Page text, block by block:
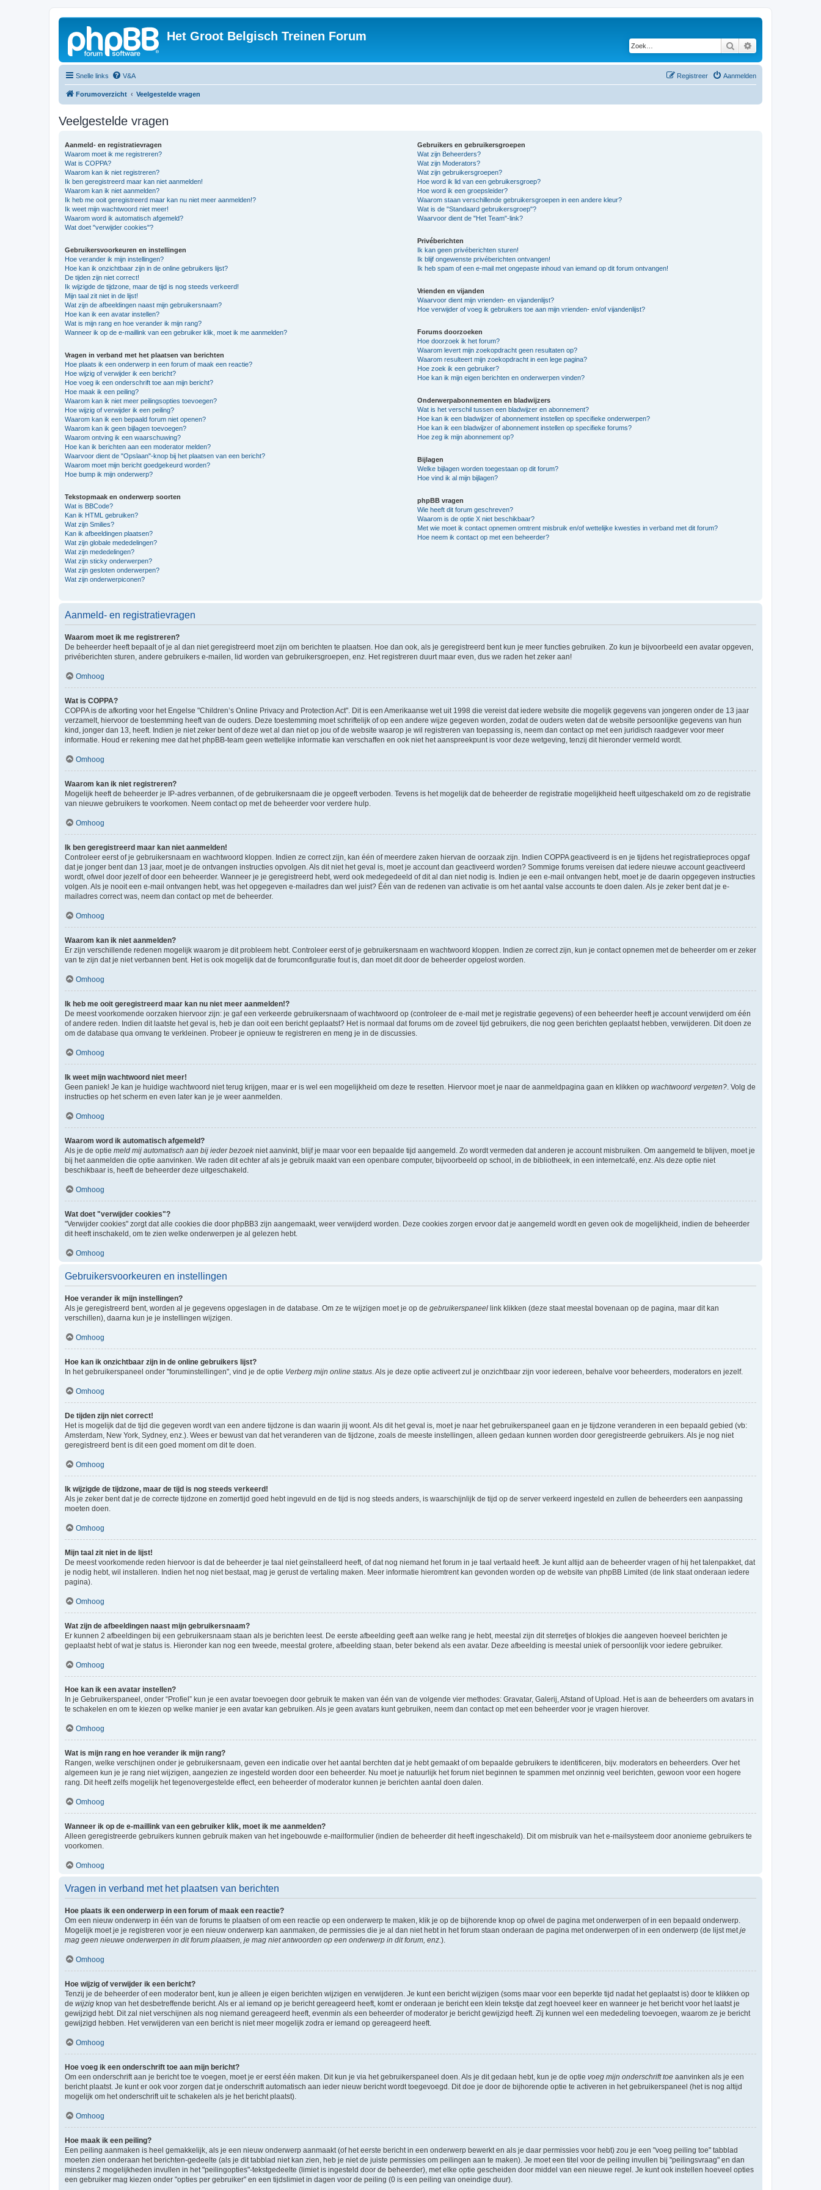
Het Groot Belgisch Treinen Forum
Zoek
Snelle links V&A Aanmelden
Registreer
Forumoverzicht Veelgestelde vragen
Veelgestelde vragen
Aanmeld- en registratievragen
Waarom moet ik me registreren?
Wat is COPPA?
Waarom kan ik niet registreren?
Ik ben geregistreerd maar kan niet aanmelden!
Waarom kan ik niet aanmelden?
Ik heb me ooit geregistreerd maar kan nu niet meer aanmelden!?
Ik weet mijn wachtwoord niet meer!
Waarom word ik automatisch afgemeld?
Wat doet "verwijder cookies"?
Gebruikersvoorkeuren en instellingen
Hoe verander ik mijn instellingen?
Hoe kan ik onzichtbaar zijn in de online gebruikers lijst?
De tijden zijn niet correct!
Ik wijzigde de tijdzone, maar de tijd is nog steeds verkeerd!
Mijn taal zit niet in de lijst!
Wat zijn de afbeeldingen naast mijn gebruikersnaam?
Hoe kan ik een avatar instellen?
Wat is mijn rang en hoe verander ik mijn rang?
Wanneer ik op de e-maillink van een gebruiker klik, moet ik me aanmelden?
Vragen in verband met het plaatsen van berichten
Hoe plaats ik een onderwerp in een forum of maak een reactie?
Hoe wijzig of verwijder ik een bericht?
Hoe voeg ik een onderschrift toe aan mijn bericht?
Hoe maak ik een peiling?
Waarom kan ik niet meer peilingsopties toevoegen?
Hoe wijzig of verwijder ik een peiling?
Waarom kan ik een bepaald forum niet openen?
Waarom kan ik geen bijlagen toevoegen?
Waarom ontving ik een waarschuwing?
Hoe kan ik berichten aan een moderator melden?
Waarvoor dient de "Opslaan"-knop bij het plaatsen van een bericht?
Waarom moet mijn bericht goedgekeurd worden?
Hoe bump ik mijn onderwerp?
Tekstopmaak en onderwerp soorten
Wat is BBCode?
Kan ik HTML gebruiken?
Wat zijn Smilies?
Kan ik afbeeldingen plaatsen?
Wat zijn globale mededelingen?
Wat zijn mededelingen?
Wat zijn sticky onderwerpen?
Wat zijn gesloten onderwerpen?
Wat zijn onderwerpiconen?
Gebruikers en gebruikersgroepen
Wat zijn Beheerders?
Wat zijn Moderators?
Wat zijn gebruikersgroepen?
Hoe word ik lid van een gebruikersgroep?
Hoe word ik een groepsleider?
Waarom staan verschillende gebruikersgroepen in een andere kleur?
Wat is de "Standaard gebruikersgroep"?
Waarvoor dient de "Het Team"-link?
Privéberichten
Ik kan geen privéberichten sturen!
Ik blijf ongewenste privéberichten ontvangen!
Ik heb spam of een e-mail met ongepaste inhoud van iemand op dit forum ontvangen!
Vrienden en vijanden
Waarvoor dient mijn vrienden- en vijandenlijst?
Hoe verwijder of voeg ik gebruikers toe aan mijn vrienden- en/of vijandenlijst?
Forums doorzoeken
Hoe doorzoek ik het forum?
Waarom levert mijn zoekopdracht geen resultaten op?
Waarom resulteert mijn zoekopdracht in een lege pagina?
Hoe zoek ik een gebruiker?
Hoe kan ik mijn eigen berichten en onderwerpen vinden?
Onderwerpabonnementen en bladwijzers
Wat is het verschil tussen een bladwijzer en abonnement?
Hoe kan ik een bladwijzer of abonnement instellen op specifieke onderwerpen?
Hoe kan ik een bladwijzer of abonnement instellen op specifieke forums?
Hoe zeg ik mijn abonnement op?
Bijlagen
Welke bijlagen worden toegestaan op dit forum?
Hoe vind ik al mijn bijlagen?
phpBB vragen
Wie heeft dit forum geschreven?
Waarom is de optie X niet beschikbaar?
Met wie moet ik contact opnemen omtrent misbruik en/of wettelijke kwesties in verband met dit forum?
Hoe neem ik contact op met een beheerder?
Aanmeld- en registratievragen
Waarom moet ik me registreren?
De beheerder heeft bepaalt of je al dan niet geregistreerd moet zijn om berichten te plaatsen. Hoe dan ook, als je geregistreerd bent kun je meer functies gebruiken. Zo kun je bijvoorbeeld een avatar opgeven,
privéberichten sturen, andere gebruikers e-mailen, lid worden van gebruikersgroepen, enz. Het registreren duurt maar even, dus we raden het zeker aan!
Omhoog
Wat is COPPA?
COPPA is de afkorting voor het Engelse "Children’s Online Privacy and Protection Act". Dit is een Amerikaanse wet uit 1998 die vereist dat iedere website die mogelijk gegevens van jongeren onder de 13 jaar
verzamelt, hiervoor de toestemming heeft van de ouders. Deze toestemming moet schriftelijk of op een andere wijze gegeven worden, zodat de ouders weten dat de website persoonlijke gegevens van hun
kind, jonger dan 13, heeft. Indien je niet zeker bent of deze wet al dan niet op jou of de website waarop je wil registreren van toepassing is, neem dan contact op met een juridisch raadgever voor meer
informatie. Houd er rekening mee dat het phpBB-team geen wettelijke informatie kan verschaffen en ook niet het aanspreekpunt is voor deze wetgeving, tenzij dit hieronder vermeld wordt.
Omhoog
Waarom kan ik niet registreren?
Mogelijk heeft de beheerder je IP-adres verbannen, of de gebruikersnaam die je opgeeft verboden. Tevens is het mogelijk dat de beheerder de registratie mogelijkheid heeft uitgeschakeld om zo de registratie
van nieuwe gebruikers te voorkomen. Neem contact op met de beheerder voor verdere hulp.
Omhoog
Ik ben geregistreerd maar kan niet aanmelden!
Controleer eerst of je gebruikersnaam en wachtwoord kloppen. Indien ze correct zijn, kan één of meerdere zaken hiervan de oorzaak zijn. Indien COPPA geactiveerd is en je tijdens het registratieproces opgaf
dat je jonger bent dan 13 jaar, moet je de ontvangen instructies opvolgen. Als dit niet het geval is, moet je account dan geactiveerd worden? Sommige forums vereisen dat iedere nieuwe account geactiveerd
wordt, ofwel door jezelf of door een beheerder. Wanneer je je geregistreerd hebt, werd ook medegedeeld of dit al dan niet nodig is. Indien je een e-mail ontvangen hebt, moet je de daarin opgegeven instructies
volgen. Als je nooit een e-mail ontvangen hebt, was het opgegeven e-mailadres dan wel juist? Één van de redenen van activatie is om het aantal valse accounts te doen dalen. Als je zeker bent dat je e-
mailadres correct was, neem dan contact op met de beheerder.
Omhoog
Waarom kan ik niet aanmelden?
Er zijn verschillende redenen mogelijk waarom je dit probleem hebt. Controleer eerst of je gebruikersnaam en wachtwoord kloppen. Indien ze correct zijn, kun je contact opnemen met de beheerder om er zeker
van te zijn dat je niet verbannen bent. Het is ook mogelijk dat de forumconfiguratie fout is, dan moet dit door de beheerder opgelost worden.
Omhoog
Ik heb me ooit geregistreerd maar kan nu niet meer aanmelden!?
De meest voorkomende oorzaken hiervoor zijn: je gaf een verkeerde gebruikersnaam of wachtwoord op (controleer de e-mail met je registratie gegevens) of een beheerder heeft je account verwijderd om één
of andere reden. Indien dit laatste het geval is, heb je dan ooit een bericht geplaatst? Het is normaal dat forums om de zoveel tijd gebruikers, die nog geen berichten geplaatst hebben, verwijderen. Dit doen ze
om de database qua omvang te verkleinen. Probeer je opnieuw te registreren en meng je in de discussies.
Omhoog
Ik weet mijn wachtwoord niet meer!
Geen paniek! Je kan je huidige wachtwoord niet terug krijgen, maar er is wel een mogelijkheid om deze te resetten. Hiervoor moet je naar de aanmeldpagina gaan en klikken op wachtwoord vergeten?. Volg de
instructies op het scherm en even later kan je je weer aanmelden.
Omhoog
Waarom word ik automatisch afgemeld?
Als je de optie meld mij automatisch aan bij ieder bezoekniet aanvinkt, blijf je maar voor een bepaalde tijd aangemeld. Zo wordt vermeden dat anderen je account misbruiken. Om aangemeld te blijven, moet je
bij het aanmelden die optie aanvinken. We raden dit echter af als je gebruik maakt van een openbare computer, bijvoorbeeld op school, in de bibliotheek, in een internetcafé, enz. Als deze optie niet
beschikbaar is, heeft de beheerder deze uitgeschakeld.
Omhoog
Wat doet "verwijder cookies"?
"Verwijder cookies" zorgt dat alle cookies die door phpBB3 zijn aangemaakt, weer verwijderd worden. Deze cookies zorgen ervoor dat je aangemeld wordt en geven ook de mogelijkheid, indien de beheerder
dit heeft inschakeld, om te zien welke onderwerpen je al gelezen hebt.
Omhoog
Gebruikersvoorkeuren en instellingen
Hoe verander ik mijn instellingen?
Als je geregistreerd bent, worden al je gegevens opgeslagen in de database. Om ze te wijzigen moet je op de gebruikerspaneel link klikken (deze staat meestal bovenaan op de pagina, maar dit kan
verschillen), daarna kun je je instellingen wijzigen.
Omhoog
Hoe kan ik onzichtbaar zijn in de online gebruikers lijst?
In het gebruikerspaneel onder "foruminstellingen", vind je de optie Verberg mijn online status. Als je deze optie activeert zul je onzichtbaar zijn voor iedereen, behalve voor beheerders, moderators en jezelf.
Omhoog
De tijden zijn niet correct!
Het is mogelijk dat de tijd die gegeven wordt van een andere tijdzone is dan waarin jij woont. Als dit het geval is, moet je naar het gebruikerspaneel gaan en je tijdzone veranderen in een bepaald gebied (vb:
Amsterdam, New York, Sydney, enz.). Wees er bewust van dat het veranderen van de tijdzone, zoals de meeste instellingen, alleen gedaan kunnen worden door geregistreerde gebruikers. Als je nog niet
geregistreerd bent is dit een goed moment om dit te doen.
Omhoog
Ik wijzigde de tijdzone, maar de tijd is nog steeds verkeerd!
Als je zeker bent dat je de correcte tijdzone en zomertijd goed hebt ingevuld en de tijd is nog steeds anders, is waarschijnlijk de tijd op de server verkeerd ingesteld en zullen de beheerders een aanpassing
moeten doen.
Omhoog
Mijn taal zit niet in de lijst!
De meest voorkomende reden hiervoor is dat de beheerder je taal niet geïnstalleerd heeft, of dat nog niemand het forum in je taal vertaald heeft. Je kunt altijd aan de beheerder vragen of hij het talenpakket, dat
je nodig hebt, wil installeren. Indien het nog niet bestaat, mag je gerust de vertaling maken. Meer informatie hieromtrent kan gevonden worden op de website van phpBB Limited (de link staat onderaan iedere
pagina).
Omhoog
Wat zijn de afbeeldingen naast mijn gebruikersnaam?
Er kunnen 2 afbeeldingen bij een gebruikersnaam staan als je berichten leest. De eerste afbeelding geeft aan welke rang je hebt, meestal zijn dit sterretjes of blokjes die aangeven hoeveel berichten je
geplaatst hebt of wat je status is. Hieronder kan nog een tweede, meestal grotere, afbeelding staan, beter bekend als een avatar. Deze afbeelding is meestal uniek of persoonlijk voor iedere gebruiker.
Omhoog
Hoe kan ik een avatar instellen?
In je Gebruikerspaneel, onder “Profiel” kun je een avatar toevoegen door gebruik te maken van één van de volgende vier methodes: Gravatar, Galerij, Afstand of Upload. Het is aan de beheerders om avatars in
te schakelen en om te kiezen op welke manier je een avatar kan gebruiken. Als je geen avatars kunt gebruiken, neem dan contact op met een beheerder voor je vragen hierover.
Omhoog
Wat is mijn rang en hoe verander ik mijn rang?
Rangen, welke verschijnen onder je gebruikersnaam, geven een indicatie over het aantal berchten dat je hebt gemaakt of om bepaalde gebruikers te identificeren, bijv. moderators en beheerders. Over het
algemeen kun je je rang niet wijzigen, aangezien ze ingesteld worden door een beheerder. Nu moet je natuurlijk het forum niet beginnen te spammen met onzinnig veel berichten, gewoon voor een hogere
rang. Dit heeft zelfs mogelijk het tegenovergestelde effect, een beheerder of moderator kunnen je berichten aantal doen dalen.
Omhoog
Wanneer ik op de e-maillink van een gebruiker klik, moet ik me aanmelden?
Alleen geregistreerde gebruikers kunnen gebruik maken van het ingebouwde e-mailformulier (indien de beheerder dit heeft ingeschakeld). Dit om misbruik van het e-mailsysteem door anonieme gebruikers te
voorkomen.
Omhoog
Vragen in verband met het plaatsen van berichten
Hoe plaats ik een onderwerp in een forum of maak een reactie?
Om een nieuw onderwerp in één van de forums te plaatsen of om een reactie op een onderwerp te maken, klik je op de bijhorende knop op ofwel de pagina met onderwerpen of in een bepaald onderwerp.
Mogelijk moet je je registreren voor je een nieuw onderwerp kan aanmaken, de permissies die je al dan niet hebt in het forum staan onderaan de pagina met onderwerpen of in een onderwerp (de lijst metje
mag geen nieuwe onderwerpen in dit forum plaatsen, je mag niet antwoorden op een onderwerp in dit forum, enz.).
Omhoog
Hoe wijzig of verwijder ik een bericht?
Tenzij je de beheerder of een moderator bent, kun je alleen je eigen berichten wijzigen en verwijderen. Je kunt een bericht wijzigen (soms maar voor een beperkte tijd nadat het geplaatst is) door te klikken op
de wijzig knop van het desbetreffende bericht. Als er al iemand op je bericht gereageerd heeft, komt er onderaan je bericht een klein tekstje dat zegt hoeveel keer en wanneer je het bericht voor het laatst je
gewijzigd hebt. Dit zal niet verschijnen als nog niemand gereageerd heeft, evenmin als een beheerder of moderator je bericht gewijzigd heeft. Zij kunnen wel een mededeling toevoegen, waarom ze je bericht
gewijzigd hebben. Het verwijderen van een bericht is niet meer mogelijk zodra er iemand op gereageerd heeft.
Omhoog
Hoe voeg ik een onderschrift toe aan mijn bericht?
Om een onderschrift aan je bericht toe te voegen, moet je er eerst één maken. Dit kun je via het gebruikerspaneel doen. Als je dit gedaan hebt, kun je de optie voeg mijn onderschrift toe aanvinken als je een
bericht plaatst. Je kunt er ook voor zorgen dat je onderschrift automatisch aan ieder nieuw bericht wordt toegevoegd. Dit doe je door de bijhorende optie te activeren in het gebruikerspaneel (het is nog altijd
mogelijk om het onderschrift uit te schakelen als je het bericht plaatst).
Omhoog
Hoe maak ik een peiling?
Een peiling aanmaken is heel gemakkelijk, als je een nieuw onderwerp aanmaakt (of het eerste bericht in een onderwerp bewerkt en als je daar permissies voor hebt) zou je een "voeg peiling toe" tabblad
moeten zien onderaan het berichten-gedeelte (als je dit tabblad niet kan zien, heb je niet de juiste permissies om peilingen aan te maken). Je moet een titel voor de peiling invullen bij "peilingsvraag" en dan
minstens 2 mogelijkheden invullen in het "peilingopties"-tekstgedeelte (limiet is ingesteld door de beheerder), met elke optie gescheiden door middel van een nieuwe regel. Je kunt ook instellen hoeveel opties
een gebruiker mag kiezen onder "opties per gebruiker" en een tijdslimiet in dagen voor de peiling (0 is een peiling van oneindige duur).